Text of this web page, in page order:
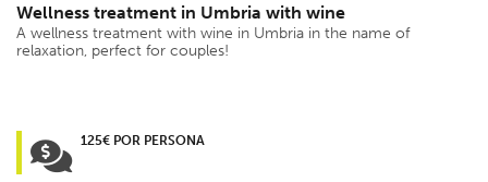
Wellness treatment in Umbria with wine
A wellness treatment with wine in Umbria in the name of
relaxation, perfect for couples!
125€ POR PERSONA